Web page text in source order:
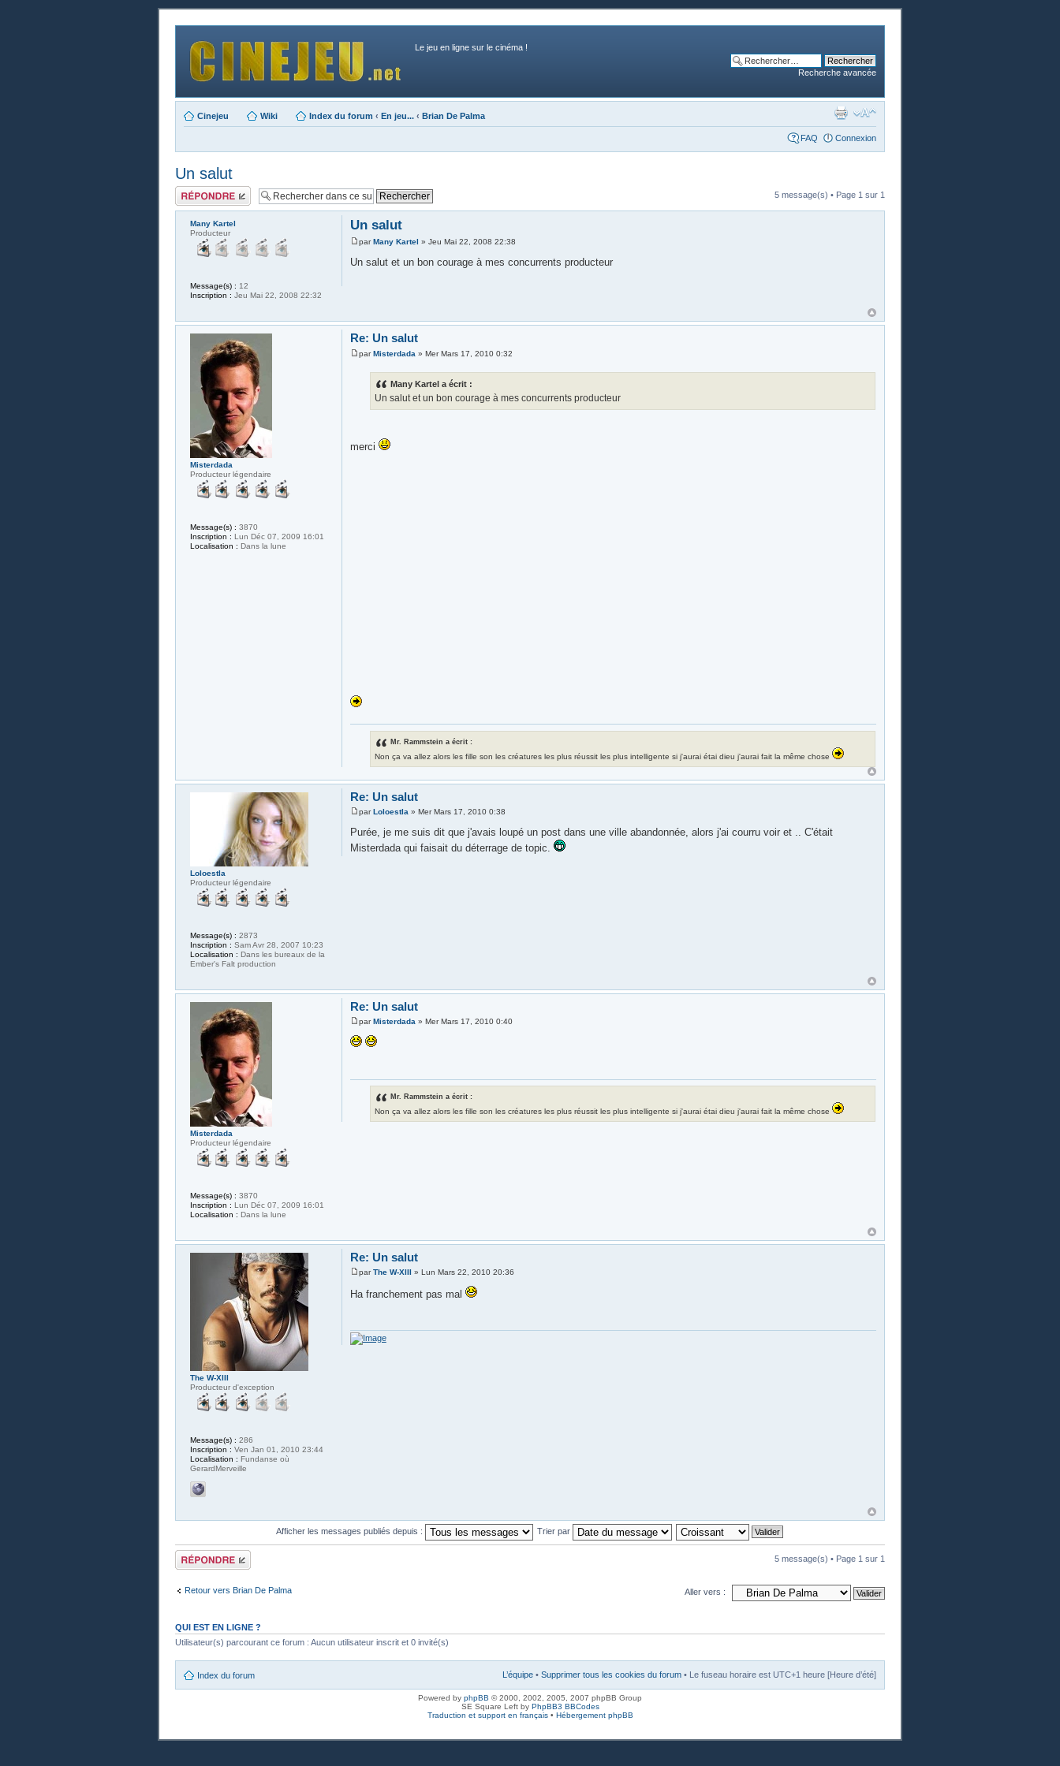
Le jeu en ligne sur le cinéma !
Recherche avancée
Cinejeu Wiki Index du forum ‹ En jeu... ‹ Brian De Palma
FAQ Connexion
Un salut
Publier une
réponse
5 message(s) • Page 1 sur 1
Un salut
parMany Kartel » Jeu Mai 22, 2008 22:38
Un salut et un bon courage à mes concurrents producteur
Many Kartel
Producteur
Message(s) : 12
Inscription : Jeu Mai 22, 2008 22:32
Re: Un salut
parMisterdada » Mer Mars 17, 2010 0:32
Many Kartel a écrit :
Un salut et un bon courage à mes concurrents producteur
merci
Mr. Rammstein a écrit :
Non ça va allez alors les fille son les créatures les plus réussit les plus intelligente si j'aurai étai dieu j'aurai fait la même chose
Misterdada
Producteur légendaire
Message(s) : 3870
Inscription : Lun Déc 07, 2009 16:01
Localisation : Dans la lune
Re: Un salut
parLoloestla » Mer Mars 17, 2010 0:38
Purée, je me suis dit que j'avais loupé un post dans une ville abandonnée, alors j'ai courru voir et .. C'était
Misterdada qui faisait du déterrage de topic.
Loloestla
Producteur légendaire
Message(s) : 2873
Inscription : Sam Avr 28, 2007 10:23
Localisation : Dans les bureaux de la
Ember's Falt production
Re: Un salut
parMisterdada » Mer Mars 17, 2010 0:40
Mr. Rammstein a écrit :
Non ça va allez alors les fille son les créatures les plus réussit les plus intelligente si j'aurai étai dieu j'aurai fait la même chose
Misterdada
Producteur légendaire
Message(s) : 3870
Inscription : Lun Déc 07, 2009 16:01
Localisation : Dans la lune
Re: Un salut
parThe W-XIII» Lun Mars 22, 2010 20:36
Ha franchement pas mal
The W-XIII
Producteur d'exception
Message(s) : 286
Inscription : Ven Jan 01, 2010 23:44
Localisation : Fundanse où
GerardMerveille
Afficher les messages publiés depuis : Trier par
Publier une
réponse
5 message(s) • Page 1 sur 1
Retour vers Brian De Palma Aller vers :
QUI EST EN LIGNE ?
Utilisateur(s) parcourant ce forum : Aucun utilisateur inscrit et 0 invité(s)
Index du forum L’équipe • Supprimer tous les cookies du forum • Le fuseau horaire est UTC+1 heure [Heure d’été]
Powered by phpBB © 2000, 2002, 2005, 2007 phpBB Group
SE Square Left by PhpBB3 BBCodes
Traduction et support en français• Hébergement phpBB